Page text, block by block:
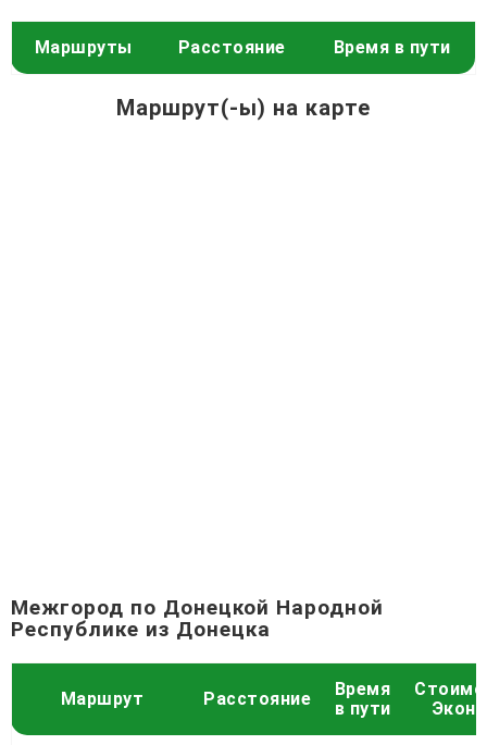
Маршруты Расстояние Время в пути
Маршрут(-ы) на карте
Межгород по Донецкой Народной
Республике из Донецка
Маршрут Расстояние
Время
в пути